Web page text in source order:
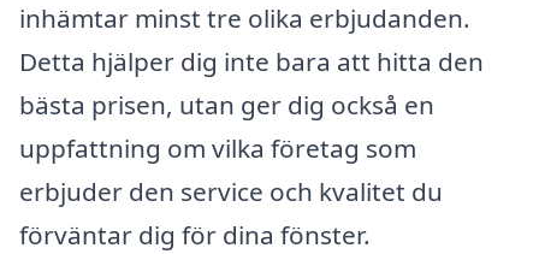
inhämtar minst tre olika erbjudanden.
Detta hjälper dig inte bara att hitta den
bästa prisen, utan ger dig också en
uppfattning om vilka företag som
erbjuder den service och kvalitet du
förväntar dig för dina fönster.